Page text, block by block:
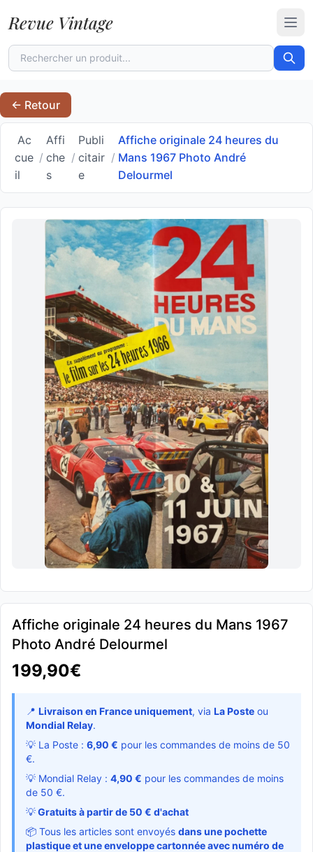
Revue Vintage
← Retour
Ac
cue
il
/
Affi
che
s
/
Publi
citair
e
/
Affiche originale 24 heures du
Mans 1967 Photo André
Delourmel
Affiche originale 24 heures du Mans 1967
Photo André Delourmel
199,90€
📍 Livraison en France uniquement, via La Poste ou
Mondial Relay.
💡 La Poste : 6,90 € pour les commandes de moins de 50
€.
💡 Mondial Relay : 4,90 € pour les commandes de moins
de 50 €.
💡Gratuits à partir de 50 € d'achat
📦 Tous les articles sont envoyés dans une pochette
plastique et une enveloppe cartonnée avec numéro de